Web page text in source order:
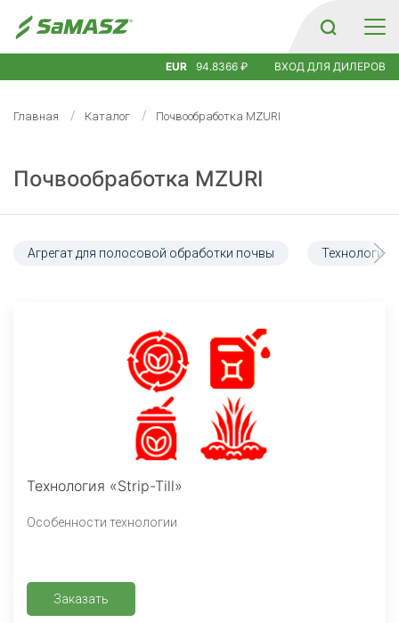
EUR 94.8366 ₽ ВХОД ДЛЯ ДИЛЕРОВ
Главная Каталог Почвообработка MZURI
Почвообработка MZURI
Агрегат для полосовой обработки почвы Технология
Технология «Strip-Till»
Особенности технологии
Заказать